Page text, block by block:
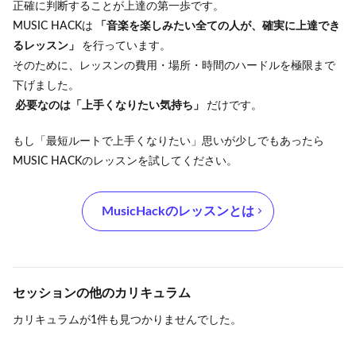
正確に判断することが上達の第一歩です。
MUSIC HACKは
「音楽を楽しみたい全ての人が、確実に上達でき
るレッスン」
を行っています。
そのために、レッスンの費用・場所・時間のハードルを極限まで
下げました。
必要なのは「上手くなりたい気持ち」
だけです。
もし「最短ルートで上手くなりたい」思いが少しでもあったら
MUSIC HACKのレッスンを試してください。
‪MusicHack‬のレッスンとは
セッションの他のカリキュラム
カリキュラムが1件も見つかりませんでした。